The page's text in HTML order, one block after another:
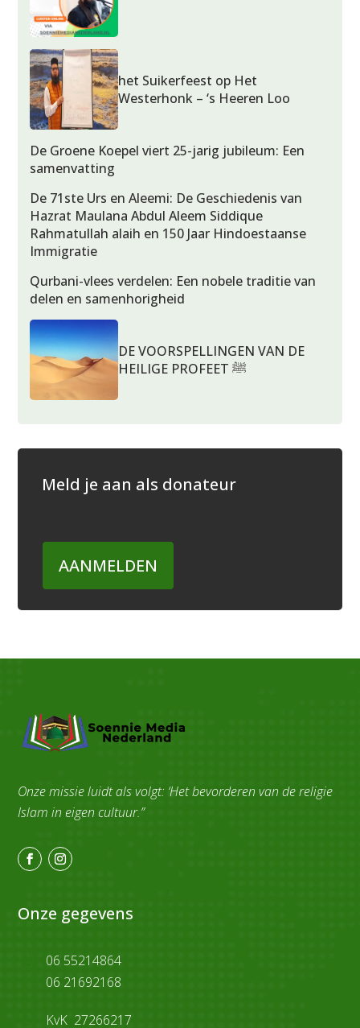
het Suikerfeest op Het
Westerhonk – ‘s Heeren Loo
De Groene Koepel viert 25-jarig jubileum: Een
samenvatting
De 71ste Urs en Aleemi: De Geschiedenis van
Hazrat Maulana Abdul Aleem Siddique
Rahmatullah alaih en 150 Jaar Hindoestaanse
Immigratie
Qurbani-vlees verdelen: Een nobele traditie van
delen en samenhorigheid
DE VOORSPELLINGEN VAN DE
HEILIGE PROFEET ﷺ
Meld je aan als donateur
AANMELDEN
Onze missie luidt als volgt: ‘Het bevorderen van de religie
Islam in eigen cultuur.”
Onze gegevens
06 55214864
06 21692168
KvK 27266217